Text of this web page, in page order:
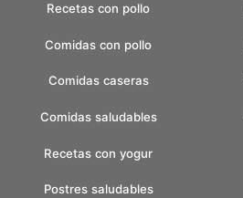
Recetas con pollo
Comidas con pollo
Comidas caseras
Comidas saludables
Recetas con yogur
Postres saludables